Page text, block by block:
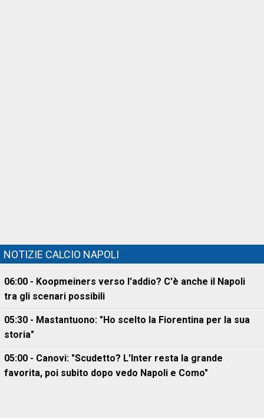
NOTIZIE CALCIO NAPOLI
06:00 - Koopmeiners verso l'addio? C'è anche il Napoli
tra gli scenari possibili
05:30 - Mastantuono: "Ho scelto la Fiorentina per la sua
storia"
05:00 - Canovi: "Scudetto? L'Inter resta la grande
favorita, poi subito dopo vedo Napoli e Como"